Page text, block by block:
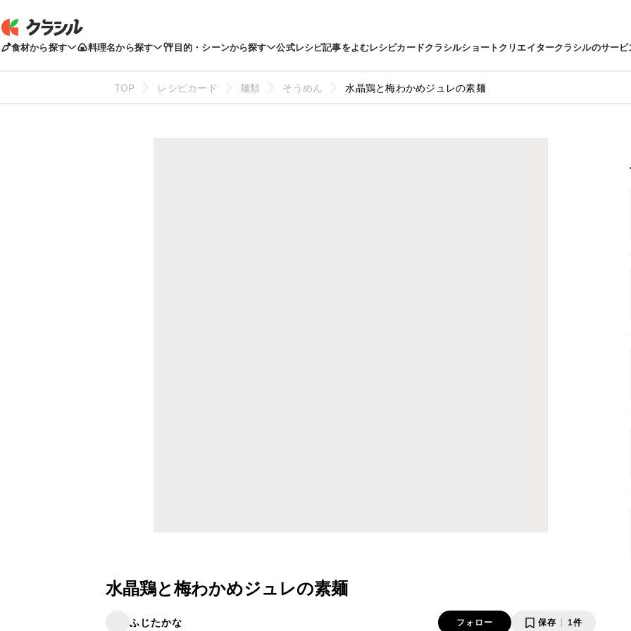
食材から探す 料理名から探す 目的・シーンから探す 公式レシピ記事をよむレシピカードクラシルショートクリエイタークラシルのサービ
TOP レシピカード 麺類 そうめん 水晶鶏と梅わかめジュレの素麺
水晶鶏と梅わかめジュレの素麺
ふじたかな フォロー 保存 1件